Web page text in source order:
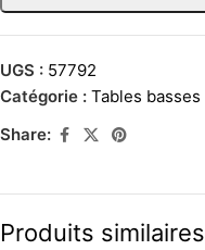
UGS : 57792
Catégorie : Tables basses
Share:
Produits similaires